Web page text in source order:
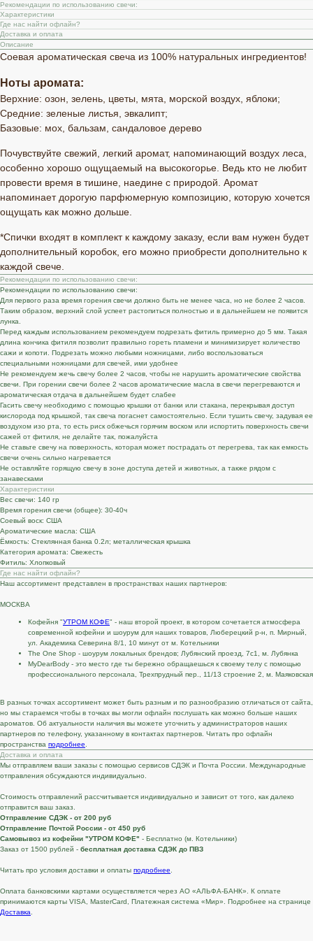
Рекомендации по использованию свечи:
Характеристики
Где нас найти офлайн?
Доставка и оплата
Описание
Соевая ароматическая свеча из 100% натуральных ингредиентов!
Ноты аромата:
Верхние: озон, зелень, цветы, мята, морской воздух, яблоки;
Средние: зеленые листья, эвкалипт;
Базовые: мох, бальзам, сандаловое дерево
Почувствуйте свежий, легкий аромат, напоминающий воздух леса,
особенно хорошо ощущаемый на высокогорье. Ведь кто не любит
провести время в тишине, наедине с природой. Аромат
напоминает дорогую парфюмерную композицию, которую хочется
ощущать как можно дольше.
*Спички входят в комплект к каждому заказу, если вам нужен будет
дополнительный коробок, его можно приобрести дополнительно к
каждой свече.
Рекомендации по использованию свечи:
Рекомендации по использованию свечи:
Для первого раза время горения свечи должно быть не менее часа, но не более 2 часов.
Таким образом, верхний слой успеет растопиться полностью и в дальнейшем не появится
лунка.
Перед каждым использованием рекомендуем подрезать фитиль примерно до 5 мм. Такая
длина кончика фитиля позволит правильно гореть пламени и минимизирует количество
сажи и копоти. Подрезать можно любыми ножницами, либо воспользоваться
специальными ножницами для свечей, ими удобнее
Не рекомендуем жечь свечу более 2 часов, чтобы не нарушить ароматические свойства
свечи. При горении свечи более 2 часов ароматические масла в свечи перегреваются и
ароматическая отдача в дальнейшем будет слабее
Гасить свечу необходимо с помощью крышки от банки или стакана, перекрывая доступ
кислорода под крышкой, так свеча погаснет самостоятельно. Если тушить свечу, задувая ее
воздухом изо рта, то есть риск обжечься горячим воском или испортить поверхность свечи
сажей от фитиля, не делайте так, пожалуйста
Не ставьте свечу на поверхность, которая может пострадать от перегрева, так как емкость
свечи очень сильно нагревается
Не оставляйте горящую свечу в зоне доступа детей и животных, а также рядом с
занавесками
Характеристики
Вес свечи: 140 гр
Время горения свечи (общее): 30-40ч
Соевый воск: США
Ароматические масла: США
Ёмкость: Стеклянная банка 0.2л; металлическая крышка
Категория аромата: Свежесть
Фитиль: Хлопковый
Где нас найти офлайн?
Наш ассортимент представлен в пространствах наших партнеров:
МОСКВА
Кофейня "УТРОМ КОФЕ" - наш второй проект, в котором сочетается атмосфера
современной кофейни и шоурум для наших товаров, Люберецкий р-н, п. Мирный,
ул. Академика Северина 8/1, 10 минут от м. Котельники
The One Shop - шоурум локальных брендов; Лубянский проезд, 7с1, м. Лубянка
MyDearBody - это место где ты бережно обращаешься к своему телу с помощью
профессионального персонала, Трехпрудный пер., 11/13 строение 2, м. Маяковская
В разных точках ассортимент может быть разным и по разнообразию отличаться от сайта,
но мы стараемся чтобы в точках вы могли офлайн послушать как можно больше наших
ароматов. Об актуальности наличия вы можете уточнить у администраторов наших
партнеров по телефону, указанному в контактах партнеров. Читать про офлайн
пространства подробнее.
Доставка и оплата
Мы отправляем ваши заказы с помощью сервисов СДЭК и Почта России. Международные
отправления обсуждаются индивидуально.
Стоимость отправлений рассчитывается индивидуально и зависит от того, как далеко
отправится ваш заказ.
Отправление СДЭК - от 200 руб
Отправление Почтой России - от 450 руб
Самовывоз из кофейни "УТРОМ КОФЕ" - Бесплатно (м. Котельники)
Заказ от 1500 рублей - бесплатная доставка СДЭК до ПВЗ
Читать про условия доставки и оплаты подробнее.
Оплата банковскими картами осуществляется через АО «АЛЬФА-БАНК». К оплате
принимаются карты VISA, MasterCard, Платежная система «Мир». Подробнее на странице
Доставка.